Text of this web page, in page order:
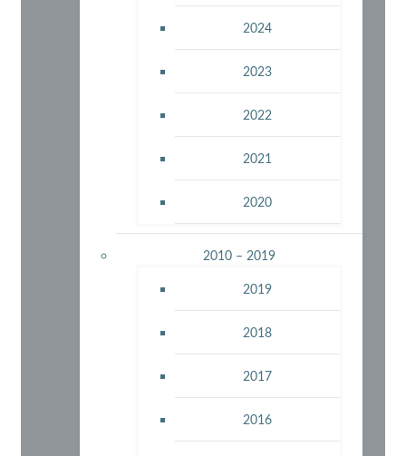
2024
2023
2022
2021
2020
2010 – 2019
2019
2018
2017
2016